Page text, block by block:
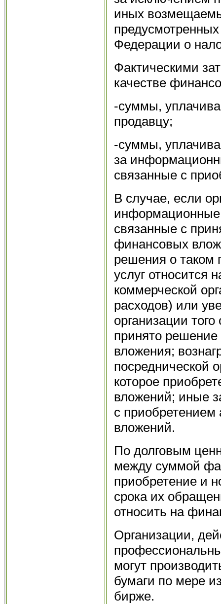
иных
Федерации о
Фактическими
качестве
-суммы,
продавцу;
-суммы,
за
связанные с
В случае, если
информационные
связанные с
финансовых
решения о таком
услуг относится
коммерческой
расходов) или
организации
принято
вложения;
посреднической
которое
вложений; иные
с приобретением
вложений.
По долговым
между суммой
приобретение и
срока их
относить на
Организации,
могут
бумаги по мере
бирже.